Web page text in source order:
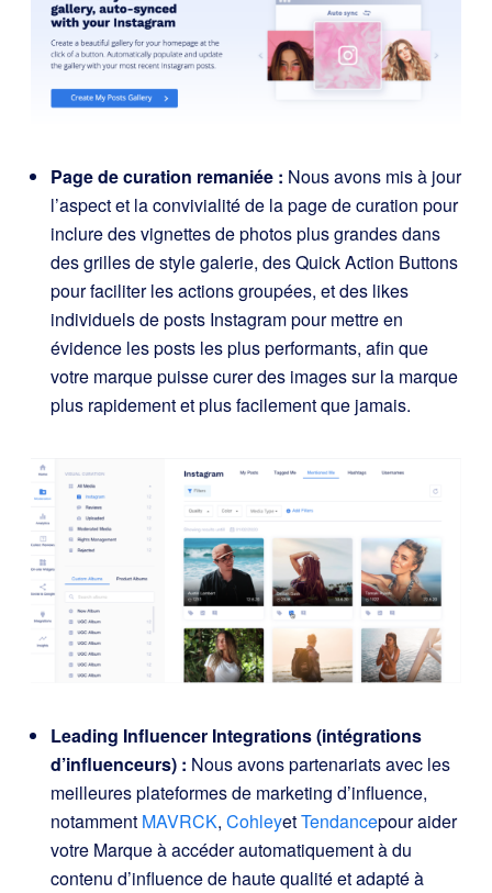
Page de curation remaniée : Nous avons mis à jour
l’aspect et la convivialité de la page de curation pour
inclure des vignettes de photos plus grandes dans
des grilles de style galerie, des Quick Action Buttons
pour faciliter les actions groupées, et des likes
individuels de posts Instagram pour mettre en
évidence les posts les plus performants, afin que
votre marque puisse curer des images sur la marque
plus rapidement et plus facilement que jamais.
Leading Influencer Integrations (intégrations
d’influenceurs) : Nous avonspartenariats avec les
meilleures plateformes de marketing d’influence,
notamment MAVRCK, CohleyetTendancepour aider
votre Marque à accéder automatiquement à du
contenu d’influence de haute qualité et adapté à